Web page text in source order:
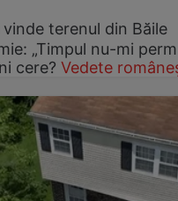
terenul din Băile
„Timpul nu-mi
cere? Vedete